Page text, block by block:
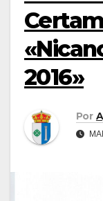
2016»
Por